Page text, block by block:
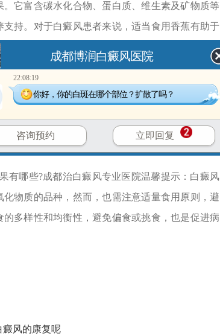
它富含碳水化合物、蛋白质、维生素及矿物质等
持。对于白癜风患者来说，适当食用香蕉有助于
了广泛的赞誉。它含有大量的维生素、矿物质
助于增强免疫力，还能促进黑色素的形成，对白
哪些?成都治白癜风专业医院温馨提示：白癜风
物质的品种，然而，也需注意适量食用原则，避
多样性和均衡性，避免偏食或挑食，也是促进病
癜风的康复呢
成都博润白癜风医院
22:08:19
你好，你的白斑在哪个部位？扩散了吗？
咨询预约 立即回复